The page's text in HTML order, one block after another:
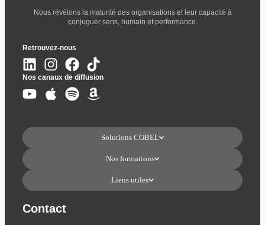
Nous révélons la maturité des organisations et leur capacité à
conjuguer sens, humain et performance.
Retrouvez-nous
Nos canaux de diffusion
Solutions COBEL
Nos formations
Liens utiles
Contact